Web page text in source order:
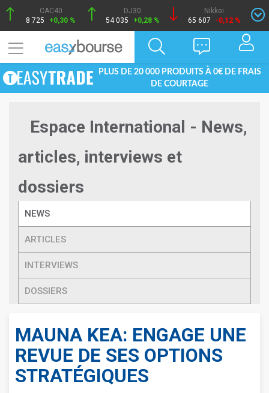
CAC40
8 725
+0,30 %
DJ30
54 035
+0,28 %
Nikkei
65 607
-0,12 %
PLUS DE 20 000 PRODUITS À 0€ DE FRAIS
DE COURTAGE
Espace International - News,
articles, interviews et
dossiers
NEWS
ARTICLES
INTERVIEWS
DOSSIERS
MAUNA KEA: ENGAGE UNE
REVUE DE SES OPTIONS
STRATÉGIQUES